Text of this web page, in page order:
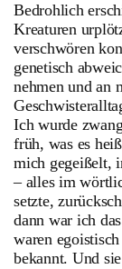
Bedrohlich
Kreaturen
verschwören
genetisch
nehmen und an
Ich wurde
früh, was es
mich gegeißelt,
– alles im
setzte,
dann war ich
waren
bekannt. Und